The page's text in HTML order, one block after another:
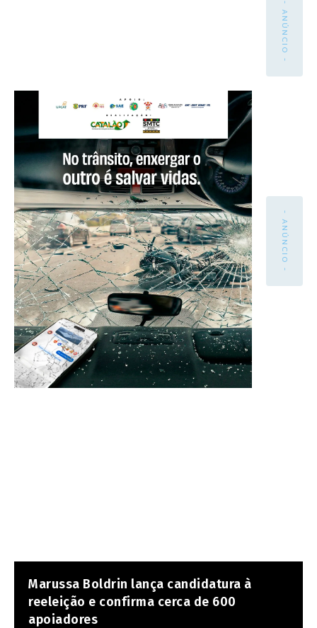
- ANÚNCIO -
- ANÚNCIO -
Marussa Boldrin lança candidatura à
reeleição e confirma cerca de 600
apoiadores